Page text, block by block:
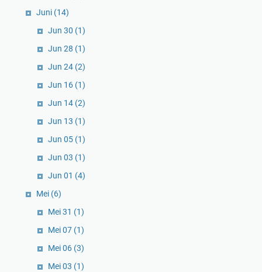
Juni (14)
Jun 30 (1)
Jun 28 (1)
Jun 24 (2)
Jun 16 (1)
Jun 14 (2)
Jun 13 (1)
Jun 05 (1)
Jun 03 (1)
Jun 01 (4)
Mei (6)
Mei 31 (1)
Mei 07 (1)
Mei 06 (3)
Mei 03 (1)